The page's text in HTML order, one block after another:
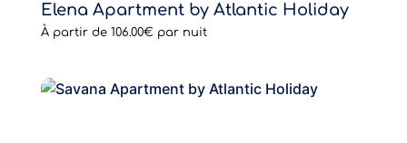
Elena Apartment by Atlantic Holiday
À partir de 106.00€ par nuit